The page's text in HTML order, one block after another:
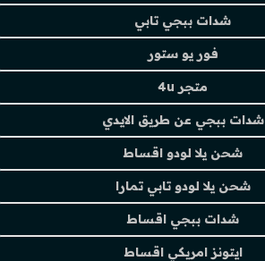
شدات ببجي تابي
فور يو ستور
متجر 4u
شدات ببجي عن طريق الايدي
شحن يلا لودو اقساط
شحن يلا لودو تابي تمارا
شدات ببجي اقساط
ايتونز امريكي اقساط